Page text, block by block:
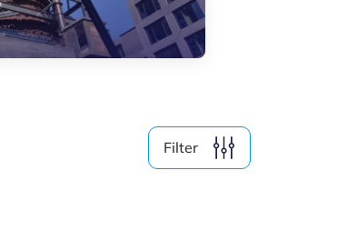
Filter
Medien (4)